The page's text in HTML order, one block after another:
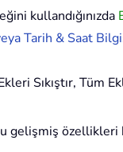
kullandığınızda
Tarih & Saat
Sıkıştır, Tüm
özellikleri